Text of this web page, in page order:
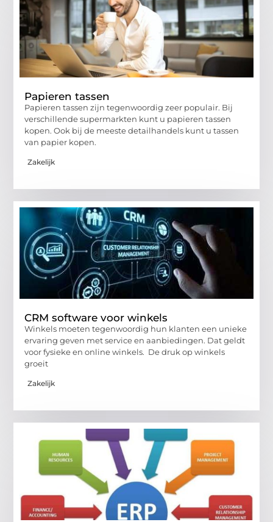
Papieren tassen
Papieren tassen zijn tegenwoordig zeer populair. Bij
verschillende supermarkten kunt u papieren tassen
kopen. Ook bij de meeste detailhandels kunt u tassen
van papier kopen.
Zakelijk
CRM software voor winkels
Winkels moeten tegenwoordig hun klanten een unieke
ervaring geven met service en aanbiedingen. Dat geldt
voor fysieke en online winkels. De druk op winkels
groeit
Zakelijk